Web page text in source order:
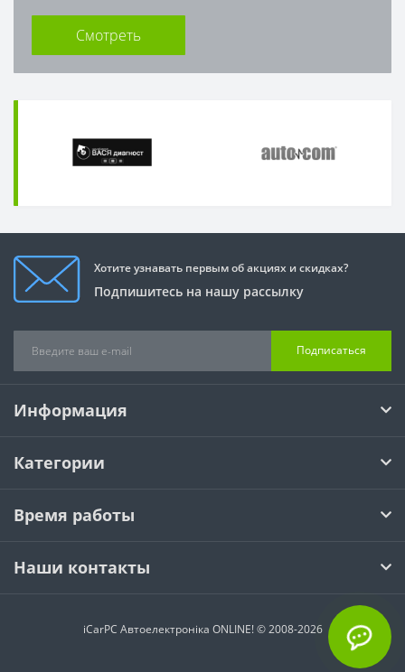
Смотреть
Хотите узнавать первым об акциях и скидках?
Подпишитесь на нашу рассылку
Подписаться
Информация
Категории
Время работы
Наши контакты
iCarPC Автоелектроніка ONLINE! © 2008-2026